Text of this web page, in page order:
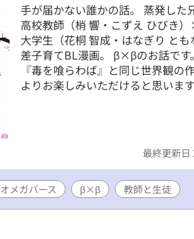
手が届かない誰かの話。 蒸発した
高校教師（梢 響・こずえ ひびき
大学生（花桐 智成・はなぎり と
差子育てBL漫画。 β×βのお話です
『毒を喰らわば』と同じ世界観の
よりお楽しみいただけると思います
最終更新
オメガバース β×β 教師と生徒